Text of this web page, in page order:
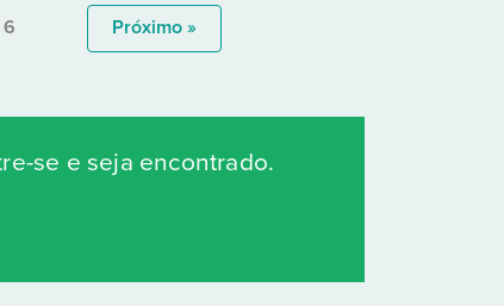
6 Próximo »
se e seja encontrado.